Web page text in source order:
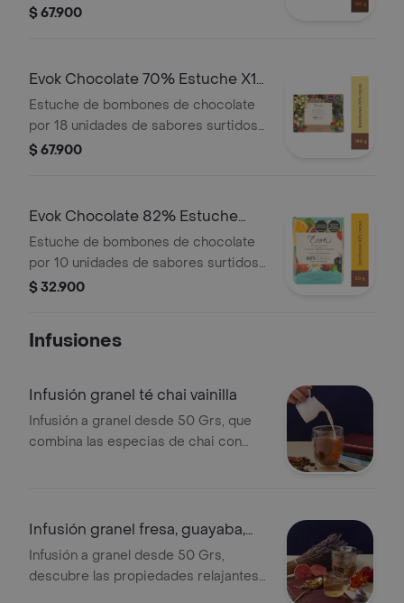
al 40 % de cacao por 180 gramos
$ 67.900
Evok Chocolate 70% Estuche X18
u X180g
Estuche de bombones de chocolate
por 18 unidades de sabores surtidos
al 70 % de cacao por 108 gramos
$ 67.900
Evok Chocolate 82% Estuche
X10u X 50g
Estuche de bombones de chocolate
por 10 unidades de sabores surtidos
al 82 % de cacao por 50 gramos
$ 32.900
Infusiones
Infusión granel té chai vainilla
Infusión a granel desde 50 Grs, que
combina las especias de chai con
Infusión granel fresa, guayaba,
lavanda
Infusión a granel desde 50 Grs,
descubre las propiedades relajantes